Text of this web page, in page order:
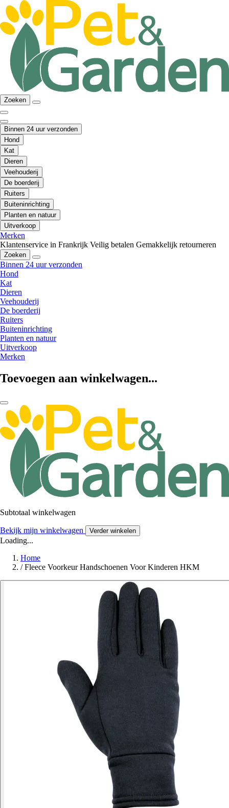
Zoeken
Binnen 24 uur verzonden
Hond
Kat
Dieren
Veehouderij
De boerderij
Ruiters
Buiteninrichting
Planten en natuur
Uitverkoop
Merken
Klantenservice in Frankrijk Veilig betalen Gemakkelijk retourneren
Zoeken
Binnen 24 uur verzonden
Hond
Kat
Dieren
Veehouderij
De boerderij
Ruiters
Buiteninrichting
Planten en natuur
Uitverkoop
Merken
Toevoegen aan winkelwagen...
Subtotaal winkelwagen
Bekijk mijn winkelwagen Verder winkelen
Loading...
Home
/ Fleece Voorkeur Handschoenen Voor Kinderen HKM